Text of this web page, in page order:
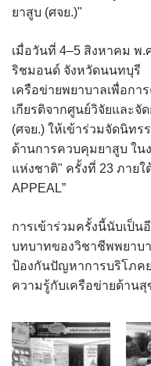
ยาสูบ (ศจย.)"
เมื่อวันที่ 4–5 สิงหาคม พ
ริชมอนด์ จังหวัดนนทบุรี
เครือข่ายพยาบาลเพื่อกา
เกียรติจากศูนย์วิจัยและจั
(ศจย.) ให้เข้าร่วมจัดนิทร
ด้านการควบคุมยาสูบ ใ
แห่งชาติ" ครั้งที่ 23 ภายใ
APPEAL”
การเข้าร่วมครั้งนี้นับเป็
บทบาทของวิชาชีพพยาบ
ป้องกันปัญหาการบริโภค
ความรู้กับเครือข่ายด้าน